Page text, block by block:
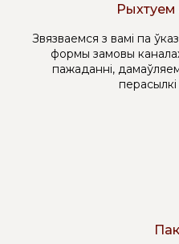
Рыхтуем
Звязваемся з вамі па
формы замовы
пажаданні,
перасылкі